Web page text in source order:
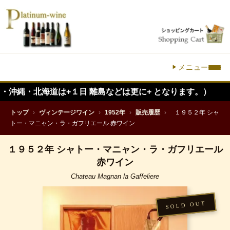
メニュー
は+１日 離島などは更に+ となります。）
トップ › ヴィンテージワイン › 1952年 › 販売履歴 ›
１９５２年 シャ
トー・マニャン・ラ・ガフリエール 赤ワイン
１９５２年 シャトー・マニャン・ラ・ガフリエール
赤ワイン
Chateau Magnan la Gaffeliere